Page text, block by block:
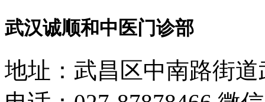
武汉诚顺和中医门诊部
地址：武昌区中南路街